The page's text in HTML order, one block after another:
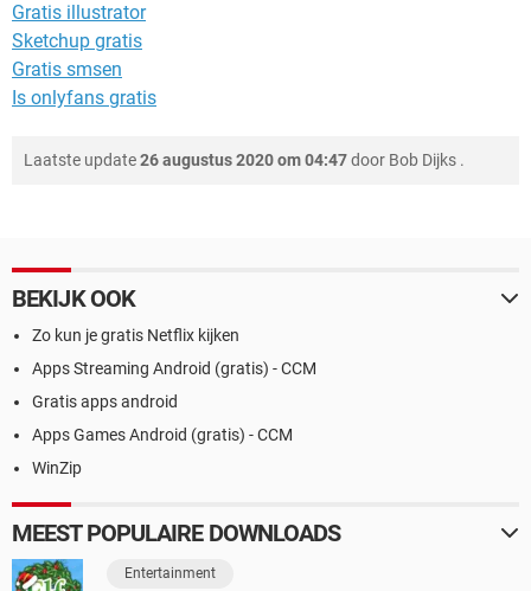
Gratis illustrator
Sketchup gratis
Gratis smsen
Is onlyfans gratis
Laatste update26 augustus 2020 om 04:47door Bob Dijks .
BEKIJK OOK
Zo kun je gratis Netflix kijken
Apps Streaming Android (gratis) - CCM
Gratis apps android
Apps Games Android (gratis) - CCM
WinZip
MEEST POPULAIRE DOWNLOADS
Entertainment